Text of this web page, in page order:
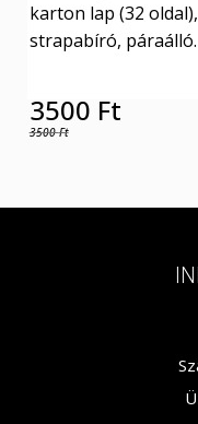
karton lap (32
strapabíró, páraálló.
3500 Ft
3500Ft